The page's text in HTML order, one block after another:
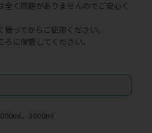
く問題がありませんのでご安心く
ってからご使用ください。
に保管してください。
、3000ml